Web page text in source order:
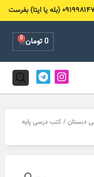
0تومان 0
Cart
I
n
s
g
a
T
e
l
r
m
دبستان / کتب درسی پایه